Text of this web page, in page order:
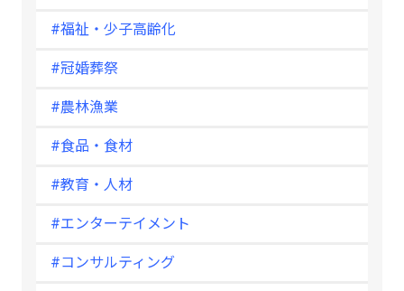
#福祉・少子高齢化
#冠婚葬祭
#農林漁業
#食品・食材
#教育・人材
#エンターテイメント
#コンサルティング